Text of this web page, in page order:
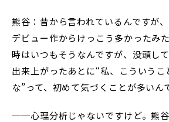
熊谷：昔から言われているんですが、
デビュー作からけっこう多かったみ
時はいつもそうなんですが、没頭し
出来上がったあとに“私、こういうこ
な”って、初めて気づくことが多いん
──心理分析じゃないですけど。熊